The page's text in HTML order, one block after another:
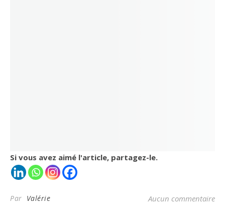
Si vous avez aimé l'article, partagez-le.
Par Valérie Aucun commentaire